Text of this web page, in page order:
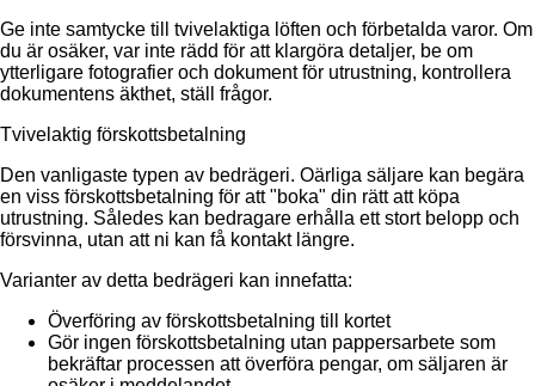
Ge inte samtycke till tvivelaktiga löften och förbetalda varor. Om
du är osäker, var inte rädd för att klargöra detaljer, be om
ytterligare fotografier och dokument för utrustning, kontrollera
dokumentens äkthet, ställ frågor.
Tvivelaktig förskottsbetalning
Den vanligaste typen av bedrägeri. Oärliga säljare kan begära
en viss förskottsbetalning för att "boka" din rätt att köpa
utrustning. Således kan bedragare erhålla ett stort belopp och
försvinna, utan att ni kan få kontakt längre.
Varianter av detta bedrägeri kan innefatta:
Överföring av förskottsbetalning till kortet
Gör ingen förskottsbetalning utan pappersarbete som
bekräftar processen att överföra pengar, om säljaren är